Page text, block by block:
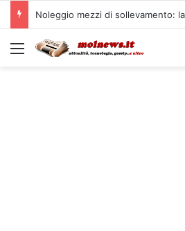
Noleggio mezzi di sollevamento:
Menu